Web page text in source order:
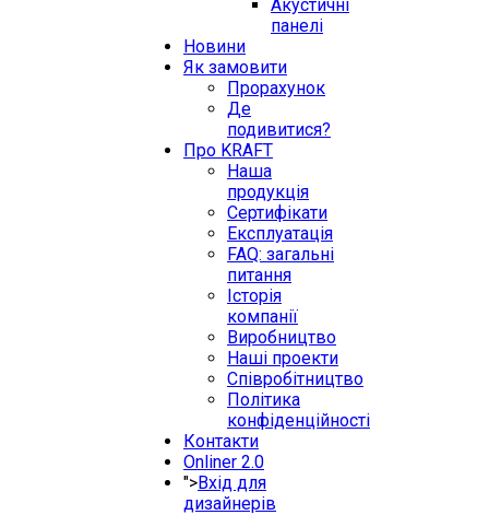
Акустичні
панелі
Новини
Як замовити
Прорахунок
Де
подивитися?
Про KRAFT
Наша
продукція
Сертифікати
Експлуатація
FAQ: загальні
питання
Історія
компанії
Виробництво
Наші проекти
Співробітництво
Політика
конфіденційності
Контакти
Onliner 2.0
">Вхід для
дизайнерів